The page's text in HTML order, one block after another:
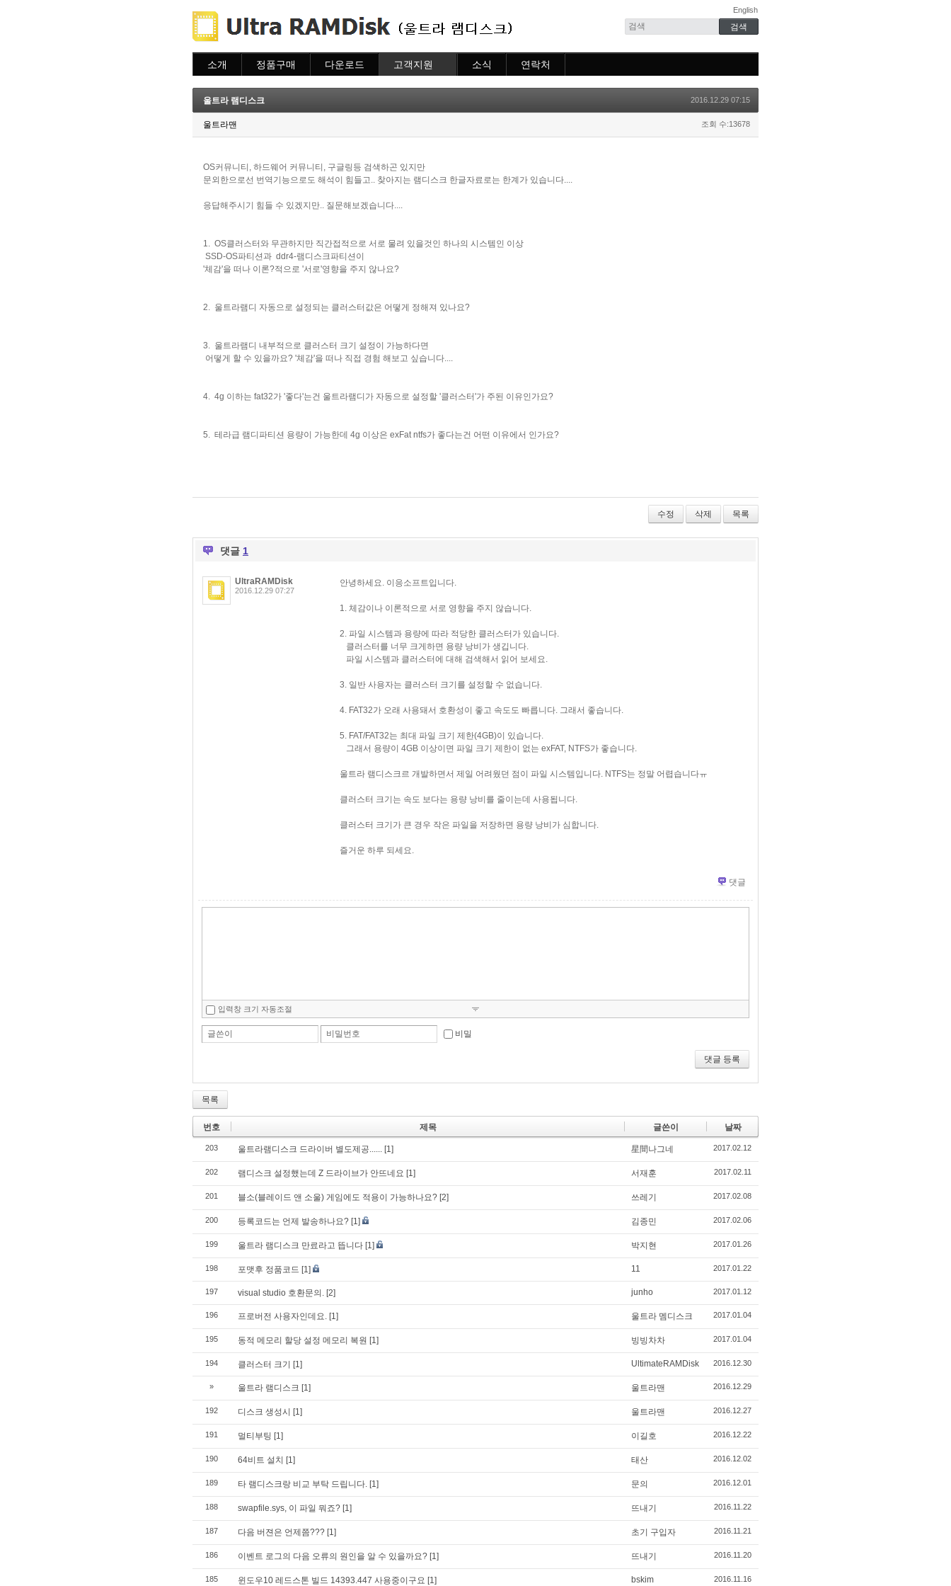
English
소개 정품구매
주문조회
이용안내
다운로드 고객지원
질문하기
소식 연락처
울트라 램디스크
2016.12.29 07:15
울트라맨 조회 수:13678
OS커뮤니티, 하드웨어 커뮤니티, 구글링등 검색하곤 있지만
문외한으로선 번역기능으로도 해석이 힘들고.. 찾아지는 램디스크 한글자료로는 한계가 있습니다....
응답해주시기 힘들 수 있겠지만.. 질문해보겠습니다....
1. OS클러스터와 무관하지만 직간접적으로 서로 물려 있을것인 하나의 시스템인 이상
SSD-OS파티션과 ddr4-램디스크파티션이
'체감'을 떠나 이론?적으로 '서로'영향을 주지 않나요?
2. 울트라램디 자동으로 설정되는 클러스터값은 어떻게 정해져 있나요?
3. 울트라램디 내부적으로 클러스터 크기 설정이 가능하다면
어떻게 할 수 있을까요? '체감'을 떠나 직접 경험 해보고 싶습니다....
4. 4g 이하는 fat32가 '좋다'는건 울트라램디가 자동으로 설정할 '클러스터'가 주된 이유인가요?
5. 테라급 램디파티션 용량이 가능한데 4g 이상은 exFat ntfs가 좋다는건 어떤 이유에서 인가요?
수정 삭제 목록
댓글 1
UltraRAMDisk
2016.12.29 07:27
안녕하세요. 이응소프트입니다.
1. 체감이나 이론적으로 서로 영향을 주지 않습니다.
2. 파일 시스템과 용량에 따라 적당한 클러스터가 있습니다.
클러스터를 너무 크게하면 용량 낭비가 생깁니다.
파일 시스템과 클러스터에 대해 검색해서 읽어 보세요.
3. 일반 사용자는 클러스터 크기를 설정할 수 없습니다.
4. FAT32가 오래 사용돼서 호환성이 좋고 속도도 빠릅니다. 그래서 좋습니다.
5. FAT/FAT32는 최대 파일 크기 제한(4GB)이 있습니다.
그래서 용량이 4GB 이상이면 파일 크기 제한이 없는 exFAT, NTFS가 좋습니다.
울트라 램디스크르 개발하면서 제일 어려웠던 점이 파일 시스템입니다. NTFS는 정말 어렵습니다ㅠ
클러스터 크기는 속도 보다는 용량 낭비를 줄이는데 사용됩니다.
클러스터 크기가 큰 경우 작은 파일을 저장하면 용량 낭비가 심합니다.
즐거운 하루 되세요.
댓글
뛰
입력창 크기 자동조절
글쓴이 비밀번호 비밀
댓글 등록
목록
번호 제목 글쓴이 날짜
203 울트라램디스크 드라이버 별도제공...... [1] 星間나그네 2017.02.12
202 램디스크 설정했는데 Z 드라이브가 안뜨네요 [1] 서재훈 2017.02.11
201 블소(블레이드 앤 소울) 게임에도 적용이 가능하나요? [2] 쓰레기 2017.02.08
200 등록코드는 언제 발송하나요? [1] 김종민 2017.02.06
199 울트라 램디스크 만료라고 뜹니다 [1] 박지현 2017.01.26
198 포맷후 정품코드 [1] 11 2017.01.22
197 visual studio 호환문의. [2] junho 2017.01.12
196 프로버전 사용자인데요. [1] 울트라 멤디스크 2017.01.04
195 동적 메모리 할당 설정 메모리 복원 [1] 빙빙차차 2017.01.04
194 클러스터 크기 [1] UltimateRAMDisk 2016.12.30
» 울트라 램디스크 [1] 울트라맨 2016.12.29
192 디스크 생성시 [1] 울트라맨 2016.12.27
191 멀티부팅 [1] 이길호 2016.12.22
190 64비트 설치 [1] 태산 2016.12.02
189 타 램디스크랑 비교 부탁 드립니다. [1] 문의 2016.12.01
188 swapfile.sys, 이 파일 뭐죠? [1] 뜨내기 2016.11.22
187 다음 버젼은 언제쯤??? [1] 초기 구입자 2016.11.21
186 이벤트 로그의 다음 오류의 원인을 알 수 있을까요? [1] 뜨내기 2016.11.20
185 윈도우10 레드스톤 빌드 14393.447 사용중이구요 [1] bskim 2016.11.16